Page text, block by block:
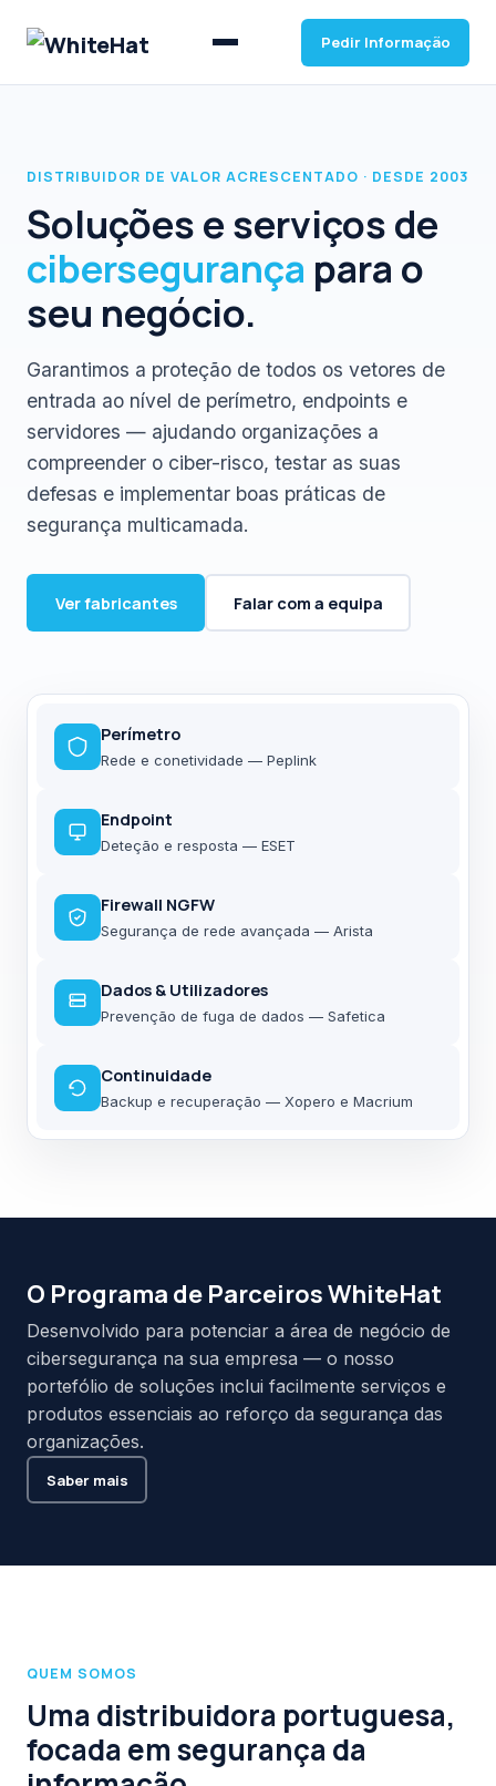
Pedir Informação
DISTRIBUIDOR DE VALOR ACRESCENTADO · DESDE 2003
Soluções e serviços de
cibersegurança para o
seu negócio.
Garantimos a proteção de todos os vetores de
entrada ao nível de perímetro, endpoints e
servidores — ajudando organizações a
compreender o ciber-risco, testar as suas
defesas e implementar boas práticas de
segurança multicamada.
Ver fabricantes Falar com a equipa
Perímetro
Rede e conetividade — Peplink
Endpoint
Deteção e resposta — ESET
Firewall NGFW
Segurança de rede avançada — Arista
Dados & Utilizadores
Prevenção de fuga de dados — Safetica
Continuidade
Backup e recuperação — Xopero e Macrium
O Programa de Parceiros WhiteHat
Desenvolvido para potenciar a área de negócio de
cibersegurança na sua empresa — o nosso
portefólio de soluções inclui facilmente serviços e
produtos essenciais ao reforço da segurança das
organizações.
Saber mais
QUEM SOMOS
Uma distribuidora portuguesa,
focada em segurança da